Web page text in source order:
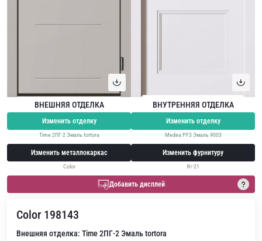
ВНЕШНЯЯ ОТДЕЛКА
Изменить отделку
Time 2ПГ-2 Эмаль tortora
Изменить металлокаркас
Color
ВНУТРЕННЯЯ ОТДЕЛКА
Изменить отделку
Medea PF3 Эмаль 9003
Изменить фурнитуру
Яг-21
Добавить дисплей
Color 198143
Внешняя отделка: Time 2ПГ-2 Эмаль tortora